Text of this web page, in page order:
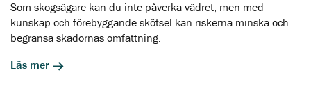
Som skogsägare kan du inte påverka vädret, men med
kunskap och förebyggande skötsel kan riskerna minska och
begränsa skadornas omfattning.
Läs mer